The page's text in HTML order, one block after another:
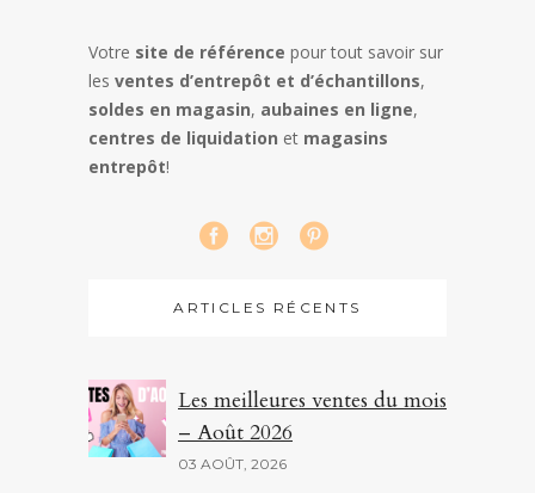
Votre site de référence pour tout savoir sur
les ventes d’entrepôt et d’échantillons,
soldes en magasin, aubaines en ligne,
centres de liquidation et magasins
entrepôt!
ARTICLES RÉCENTS
Les meilleures ventes du mois
– Août 2026
03 AOÛT, 2026